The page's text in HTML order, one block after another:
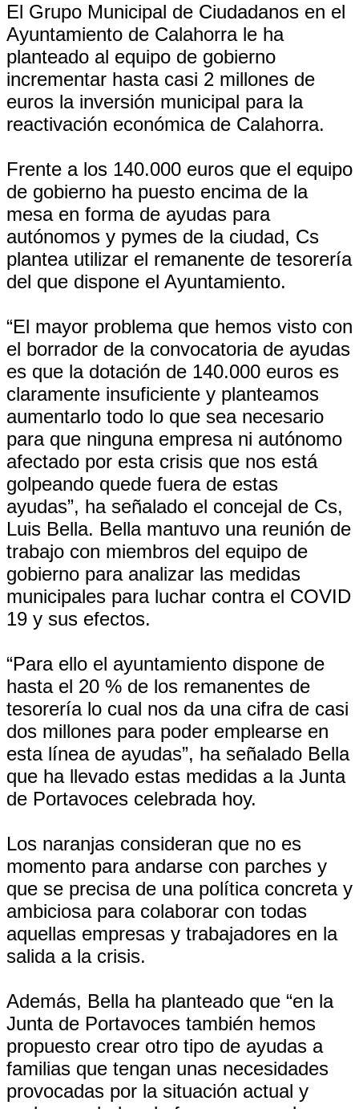
El Grupo Municipal de Ciudadanos en el
Ayuntamiento de Calahorra le ha
planteado al equipo de gobierno
incrementar hasta casi 2 millones de
euros la inversión municipal para la
reactivación económica de Calahorra.
Frente a los 140.000 euros que el equipo
de gobierno ha puesto encima de la
mesa en forma de ayudas para
autónomos y pymes de la ciudad, Cs
plantea utilizar el remanente de tesorería
del que dispone el Ayuntamiento.
“El mayor problema que hemos visto con
el borrador de la convocatoria de ayudas
es que la dotación de 140.000 euros es
claramente insuficiente y planteamos
aumentarlo todo lo que sea necesario
para que ninguna empresa ni autónomo
afectado por esta crisis que nos está
golpeando quede fuera de estas
ayudas”, ha señalado el concejal de Cs,
Luis Bella. Bella mantuvo una reunión de
trabajo con miembros del equipo de
gobierno para analizar las medidas
municipales para luchar contra el COVID
19 y sus efectos.
“Para ello el ayuntamiento dispone de
hasta el 20 % de los remanentes de
tesorería lo cual nos da una cifra de casi
dos millones para poder emplearse en
esta línea de ayudas”, ha señalado Bella
que ha llevado estas medidas a la Junta
de Portavoces celebrada hoy.
Los naranjas consideran que no es
momento para andarse con parches y
que se precisa de una política concreta y
ambiciosa para colaborar con todas
aquellas empresas y trabajadores en la
salida a la crisis.
Además, Bella ha planteado que “en la
Junta de Portavoces también hemos
propuesto crear otro tipo de ayudas a
familias que tengan unas necesidades
provocadas por la situación actual y